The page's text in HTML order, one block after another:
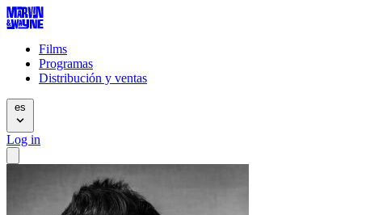
Films
Programas
Distribución y ventas
es
Log in